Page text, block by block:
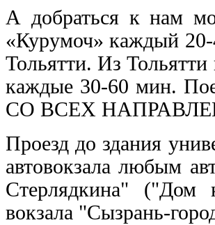
А добраться к нам
«Курумоч» каждый 20-
Тольятти. Из
каждые 30-60 мин.
СО ВСЕХ
Проезд до здания
автовокзала любым
Стерлядкина" ("Дом
вокзала "Сызрань-